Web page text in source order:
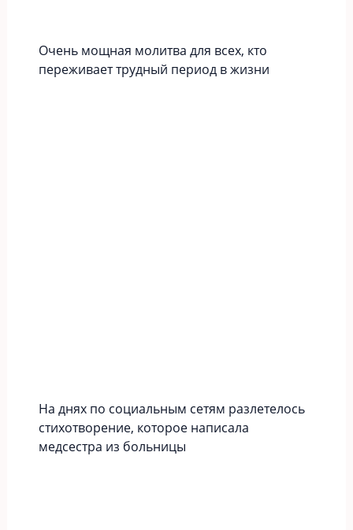
Очень мощная молитва для всех, кто
переживает трудный период в жизни
На днях по социальным сетям разлетелось
стихотворение, которое написала
медсестра из больницы